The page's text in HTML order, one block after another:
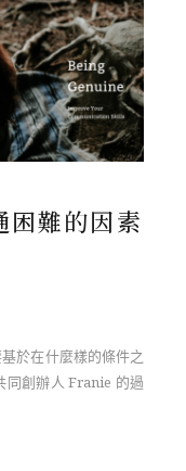
困難的因素
於在什麼樣的條件之
同創辦人 Franie 的過